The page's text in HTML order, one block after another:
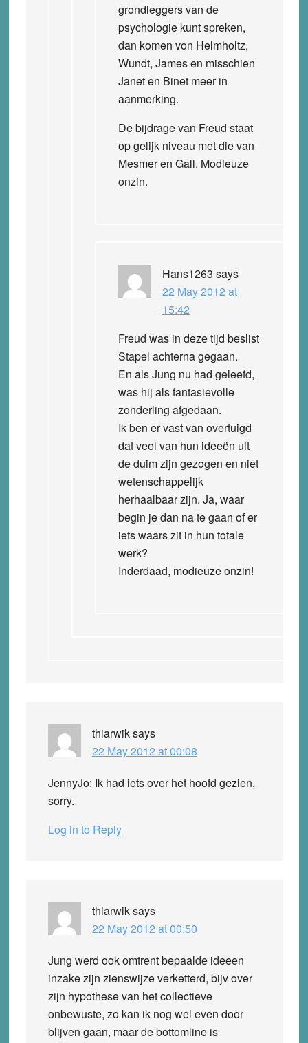
grondleggers van de
psychologie kunt spreken,
dan komen von Helmholtz,
Wundt, James en misschien
Janet en Binet meer in
aanmerking.
De bijdrage van Freud staat
op gelijk niveau met die van
Mesmer en Gall. Modieuze
onzin.
Hans1263 says
22 May 2012 at
15:42
Freud was in deze tijd beslist
Stapel achterna gegaan.
En als Jung nu had geleefd,
was hij als fantasievolle
zonderling afgedaan.
Ik ben er vast van overtuigd
dat veel van hun ideeën uit
de duim zijn gezogen en niet
wetenschappelijk
herhaalbaar zijn. Ja, waar
begin je dan na te gaan of er
iets waars zit in hun totale
werk?
Inderdaad, modieuze onzin!
thiarwiksays
22 May 2012 at 00:08
JennyJo: Ik had iets over het hoofd gezien,
sorry.
Log in to Reply
thiarwiksays
22 May 2012 at 00:50
Jung werd ook omtrent bepaalde ideeen
inzake zijn zienswijze verketterd, bijv over
zijn hypothese van het collectieve
onbewuste, zo kan ik nog wel even door
blijven gaan, maar de bottomline is